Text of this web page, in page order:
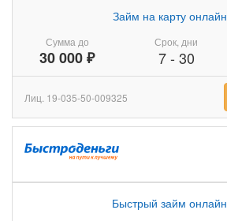
Сумма до
30 000 ₽
Займ на карту онлайн
Срок, дни
7- 30
Лиц. 19-035-50-009325
Быстрый займ онлайн